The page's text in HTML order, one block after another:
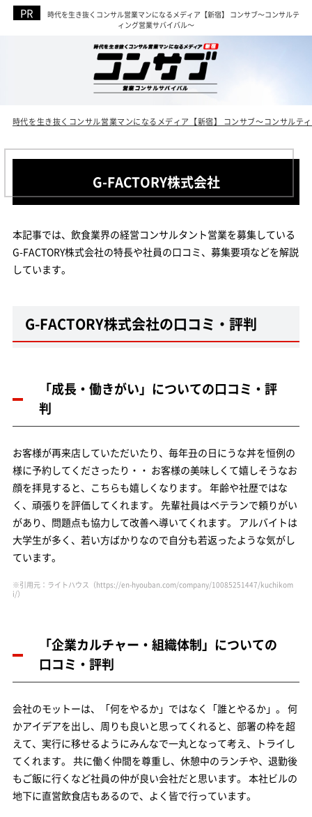
時代を生き抜くコンサル営業マンになるメディア【新宿】 コンサブ～コンサルテ
ィング営業サバイバル～
時代を生き抜くコンサル営業マンになるメディア【新宿】 コンサブ～コンサルテ
G-FACTORY株式会社
本記事では、飲食業界の経営コンサルタント営業を募集している
G-FACTORY株式会社の特長や社員の口コミ、募集要項などを解説
しています。
G-FACTORY株式会社の口コミ・評判
「成長・働きがい」についての口コミ・評
判
お客様が再来店していただいたり、毎年丑の日にうな丼を恒例の
様に予約してくださったり・・ お客様の美味しくて嬉しそうなお
顔を拝見すると、こちらも嬉しくなります。 年齢や社歴ではな
く、頑張りを評価してくれます。 先輩社員はベテランで頼りがい
があり、問題点も協力して改善へ導いてくれます。 アルバイトは
大学生が多く、若い方ばかりなので自分も若返ったような気がし
ています。
※引用元：ライトハウス （https://en-hyouban.com/company/10085251447/kuchikom
i/）
「企業カルチャー・組織体制」についての
口コミ・評判
会社のモットーは、「何をやるか」ではなく「誰とやるか」。 何
かアイデアを出し、周りも良いと思ってくれると、部署の枠を超
えて、実行に移せるようにみんなで一丸となって考え、トライし
てくれます。 共に働く仲間を尊重し、休憩中のランチや、退勤後
もご飯に行くなど社員の仲が良い会社だと思います。 本社ビルの
地下に直営飲食店もあるので、よく皆で行っています。